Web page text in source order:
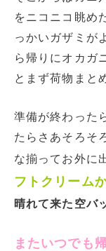
をニコニコ眺め
っかいガザミが
ら帰りにオカガ
とまず荷物まと
準備が終わった
たらさあそろそ
な揃ってお外に
フトクリーム
晴れて来た空バ
またいつでも